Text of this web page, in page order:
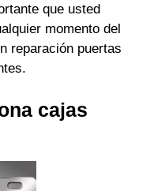
que usted
momento del
reparación puertas
cajas